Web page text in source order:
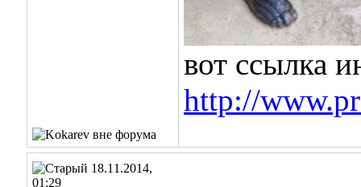
вот ссылка
http://
18.11.2014,
01:29